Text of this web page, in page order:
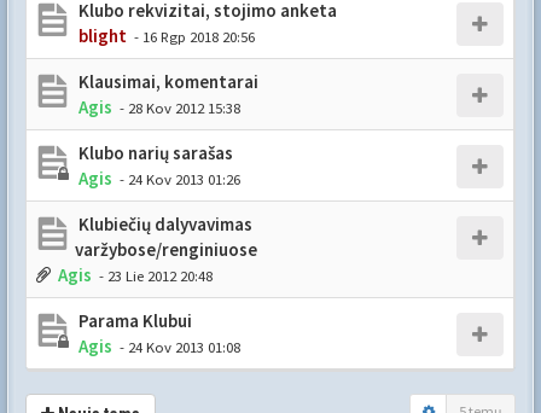
Klubo rekvizitai, stojimo anketa
blight - 16 Rgp 2018 20:56
Klausimai, komentarai
Agis - 28 Kov 2012 15:38
Klubo narių sarašas
Agis - 24 Kov 2013 01:26
Klubiečių dalyvavimas
varžybose/renginiuose
Agis - 23 Lie 2012 20:48
Parama Klubui
Agis - 24 Kov 2013 01:08